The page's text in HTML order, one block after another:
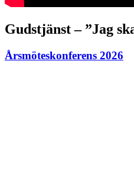
Gudstjänst – ”Jag
Årsmöteskonferens 2026